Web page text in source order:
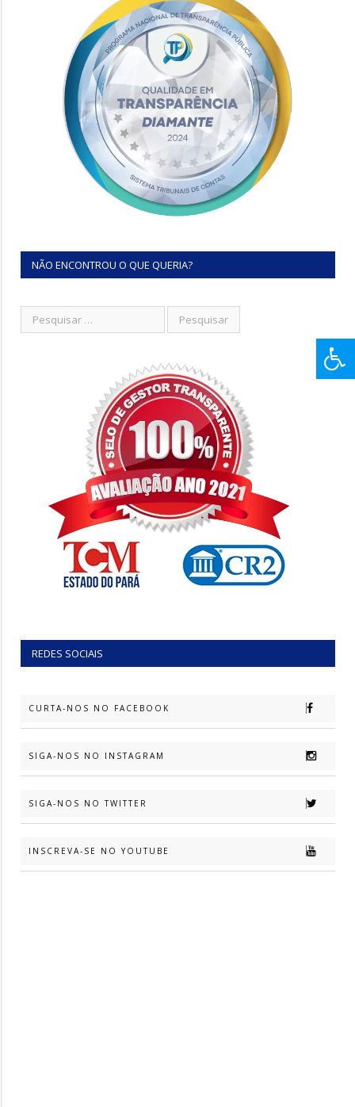
NÃO ENCONTROU O QUE QUERIA?
REDES SOCIAIS
CURTA-NOS NO FACEBOOK
SIGA-NOS NO INSTAGRAM
SIGA-NOS NO TWITTER
INSCREVA-SE NO YOUTUBE